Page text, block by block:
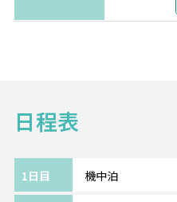
《ドバイ/
アラブ首
また、世界
バイの魅力
日程表
1日目 機中泊